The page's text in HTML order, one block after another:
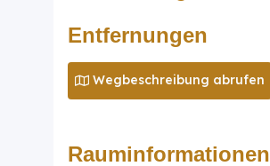
Entfernungen
Wegbeschreibung abrufen
Rauminformationen